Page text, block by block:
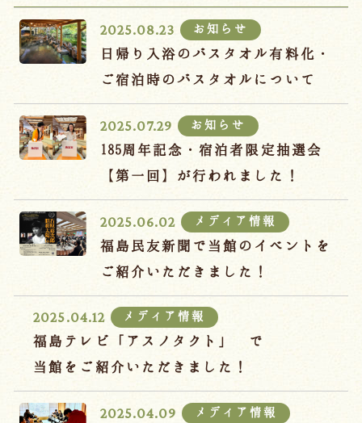
2025.08.23 お知らせ
日帰り入浴のバスタオル有料化・
ご宿泊時のバスタオルについて
2025.07.29 お知らせ
185周年記念・宿泊者限定抽選会
【第一回】が行われました！
2025.06.02 メディア情報
福島民友新聞で当館のイベントを
ご紹介いただきました！
2025.04.12 メディア情報
福島テレビ「アスノタクト」 で
当館をご紹介いただきました！
2025.04.09 メディア情報
空室カレンダーから選ぶ
会議・団体 吉川屋で過ごす特別な日
お知らせ よくあるご質問
お問い合わせ
予約確認・変更・キャンセル
キャンセルポリシー
オンラインショップ
吉川屋×温泉むすめ
Follow us